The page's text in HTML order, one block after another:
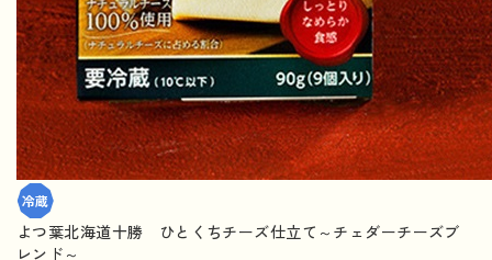
よつ葉北海道十勝 ひとくちチーズ仕立て～チェダーチーズブ
レンド～